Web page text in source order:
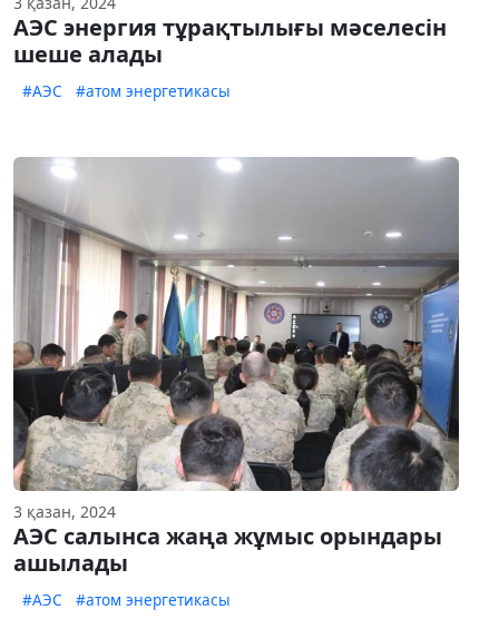
АЭС энергия тұрақтылығы мәселесін
шеше алады
#АЭС #атом энергетикасы
3 қазан, 2024
АЭС салынса жаңа жұмыс орындары
ашылады
#АЭС #атом энергетикасы